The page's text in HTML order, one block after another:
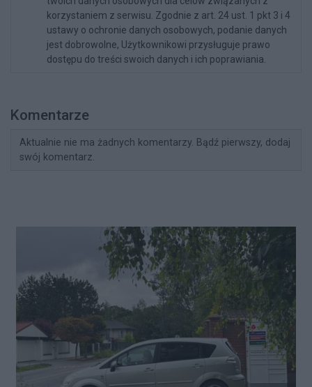
korzystaniem z serwisu. Zgodnie z art. 24 ust. 1 pkt 3 i 4
ustawy o ochronie danych osobowych, podanie danych
jest dobrowolne, Użytkownikowi przysługuje prawo
dostępu do treści swoich danych i ich poprawiania.
Komentarze
Aktualnie nie ma żadnych komentarzy. Bądź pierwszy, dodaj
swój komentarz.